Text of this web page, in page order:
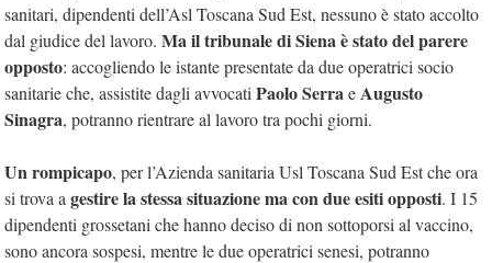
sanitari, dipendenti dell’Asl Toscana Sud Est, nessuno è stato accolto
dal giudice del lavoro. Ma il tribunale di Siena è stato del parere
opposto: accogliendo le istante presentate da due operatrici socio
sanitarie che, assistite dagli avvocati Paolo SerraeAugusto
Sinagra, potranno rientrare al lavoro tra pochi giorni.
Un rompicapo, per l’Azienda sanitaria Usl Toscana Sud Est che ora
si trova a gestire la stessa situazione ma con due esiti opposti. I 15
dipendenti grossetani che hanno deciso di non sottoporsi al vaccino,
sono ancora sospesi, mentre le due operatrici senesi, potranno